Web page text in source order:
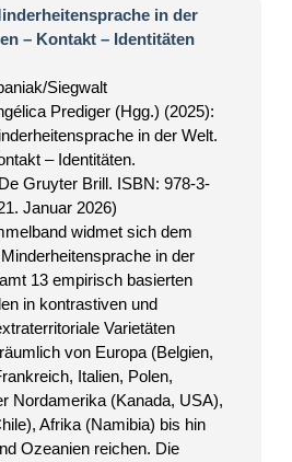
in der
– Kontakt – Identitäten
Siegwalt
Prediger (Hgg.) (2025):
in der Welt.
– Identitäten.
Gruyter Brill. ISBN: 978-3-
Januar 2026)
widmet sich dem
in der
13 empirisch basierten
in kontrastiven und
Varietäten
von Europa (Belgien,
Italien, Polen,
Nordamerika (Kanada, USA),
Afrika (Namibia) bis hin
Ozeanien reichen. Die